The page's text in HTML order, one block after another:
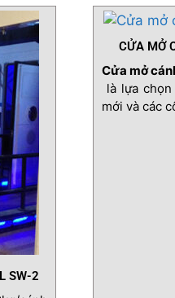
sở hữu
SW-2
CỬA MỞ
Cửa mở
là lựa
mới và các